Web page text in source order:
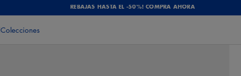
REBAJAS HASTA EL -50%! COMPRA AHORA
Colecciones